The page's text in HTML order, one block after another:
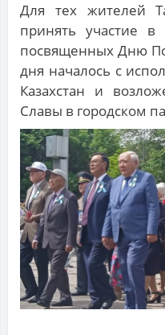
Для тех жителей
принять участие в
посвященных Дню
дня началось с
Казахстан и
Славы в городском